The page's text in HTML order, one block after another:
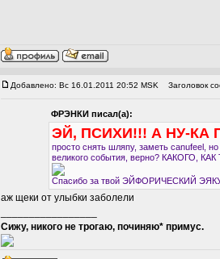
Добавлено: Вс 16.01.2011 20:52 MSK Заголовок
ФРЭНКИ писал(а):
ЭЙ, ПСИХИ!!! А НУ-КА
просто снять шляпу, заметь canufeel,
великого события, верно? КАКОГО,
Спасибо за твой ЭЙФОРИЧЕСКИЙ
аж щеки от улыбки заболели
Сижу, никого не трогаю, починяю* примус.